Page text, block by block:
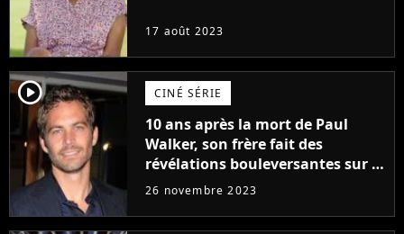
17 août 2023
player2 CINÉ SÉRIE
10 ans après la mort de Paul
Walker, son frère fait des
révélations bouleversantes sur la
réaction des acteurs de Fast and
26 novembre 2023